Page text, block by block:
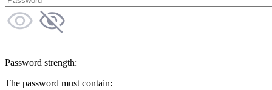
Password strength:
The password must contain: